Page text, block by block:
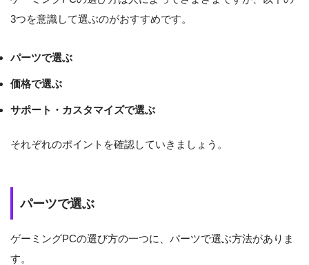
3つを意識して選ぶのがおすすめです。
パーツで選ぶ
価格で選ぶ
サポート・カスタマイズで選ぶ
それぞれのポイントを確認していきましょう。
パーツで選ぶ
ゲーミングPCの選び方の一つに、パーツで選ぶ方法がありま
す。